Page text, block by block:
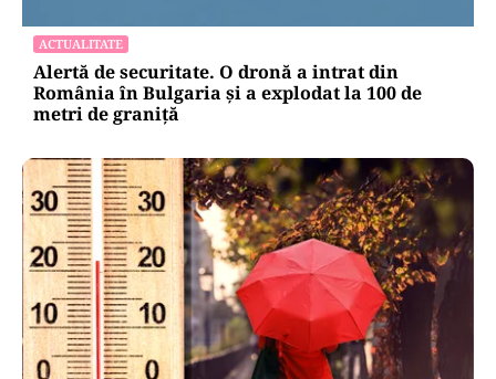
ACTUALITATE
Alertă de securitate. O dronă a intrat din
România în Bulgaria şi a explodat la 100 de
metri de graniţă